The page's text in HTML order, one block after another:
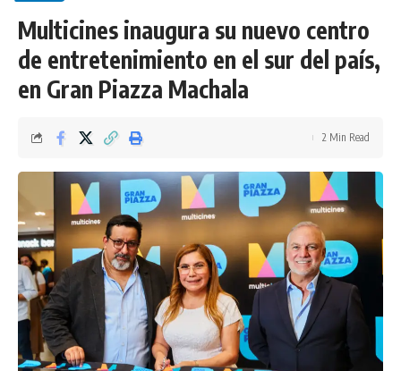
Multicines inaugura su nuevo centro
de entretenimiento en el sur del país,
en Gran Piazza Machala
2 Min Read